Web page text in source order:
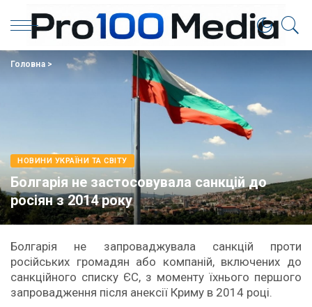
Головна>
НОВИНИ УКРАЇНИ ТА СВІТУ
Болгарія не застосовувала санкцій до
росіян з 2014 року
Болгарія не запроваджувала санкцій проти
російських громадян або компаній, включених до
санкційного списку ЄС, з моменту їхнього першого
запровадження після анексії Криму в 2014 році.